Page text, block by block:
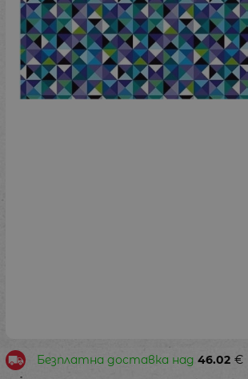
Безплатна доставка над 46.02 €